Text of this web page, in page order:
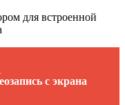
для встроенной
с экрана